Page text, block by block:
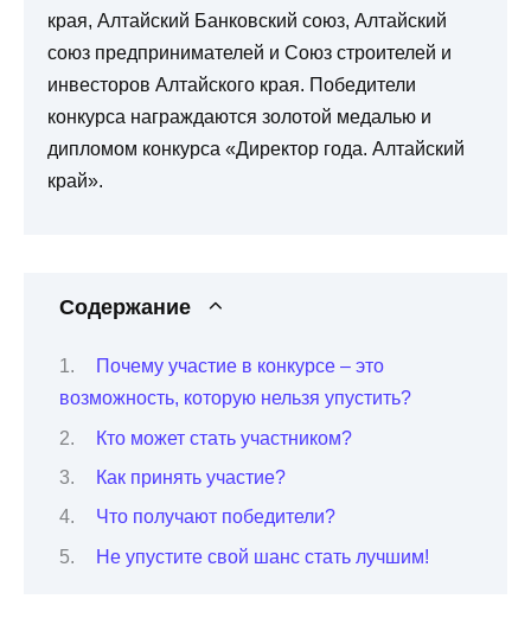
края, Алтайский Банковский союз, Алтайский
союз предпринимателей и Союз строителей и
инвесторов Алтайского края. Победители
конкурса награждаются золотой медалью и
дипломом конкурса «Директор года. Алтайский
край».
Содержание
Почему участие в конкурсе – это
возможность, которую нельзя упустить?
Кто может стать участником?
Как принять участие?
Что получают победители?
Не упустите свой шанс стать лучшим!